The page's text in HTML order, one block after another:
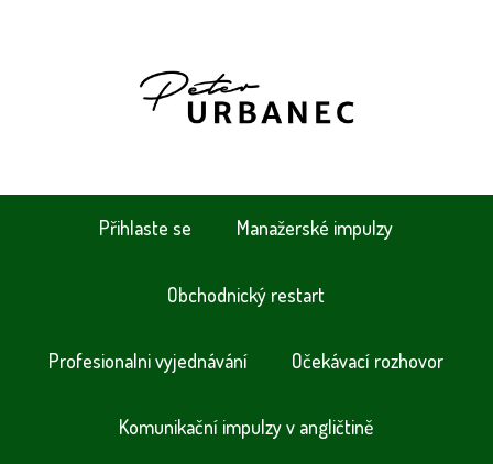
Přihlaste se Manažerské impulzy
Obchodnický restart
Profesionalni vyjednávání Očekávací rozhovor
Komunikační impulzy v angličtině